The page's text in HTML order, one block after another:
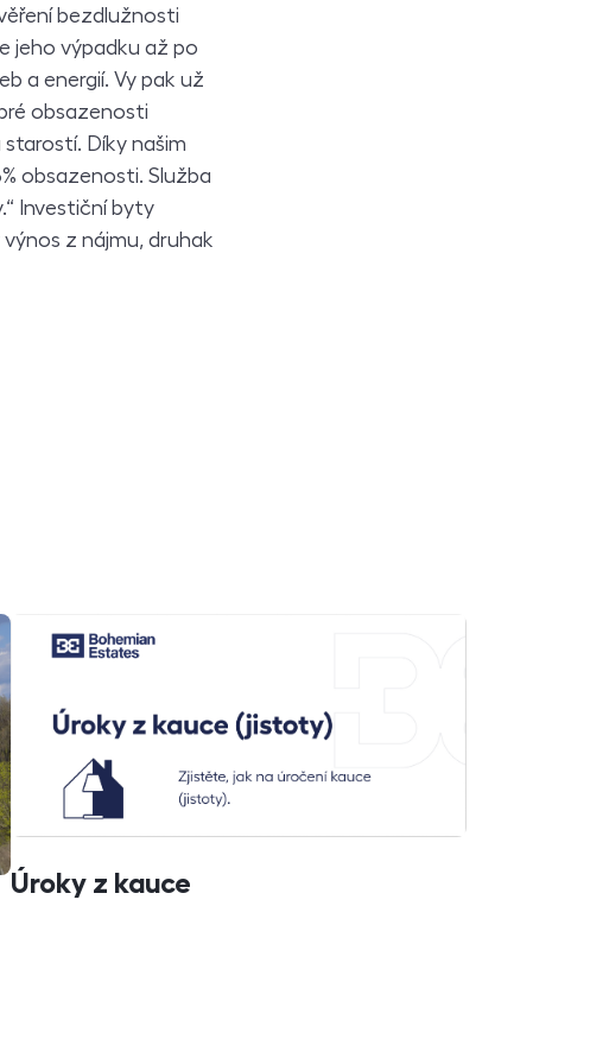
bezdlužnosti
jeho výpadku až po
a energií. Vy pak už
obsazenosti
Díky našim
obsazenosti. Služba
Investiční byty
z nájmu, druhak
Úroky z kauce